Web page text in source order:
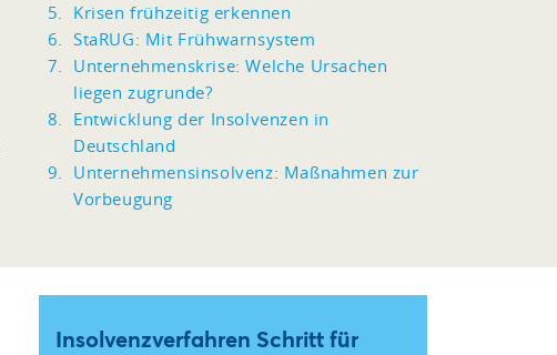
Krisen frühzeitig erkennen
StaRUG: Mit Frühwarnsystem
Unternehmenskrise: Welche Ursachen
liegen zugrunde?
Entwicklung der Insolvenzen in
Deutschland
Unternehmensinsolvenz: Maßnahmen zur
Vorbeugung
Insolvenzverfahren Schritt für